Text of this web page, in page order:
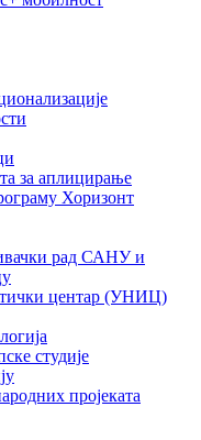
за аплицирање
Хоризонт
рад САНУ и
центар (УНИЦ)
студије
пројеката